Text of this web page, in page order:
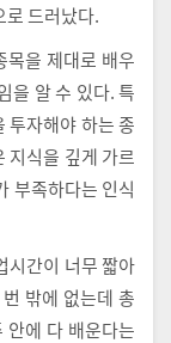
로 드러났다.
목을 제대로 배우
을 알 수 있다. 특
투자해야 하는 종
지식을 깊게 가르
부족하다는 인식
시간이 너무 짧아
밖에 없는데 총
안에 다 배운다는